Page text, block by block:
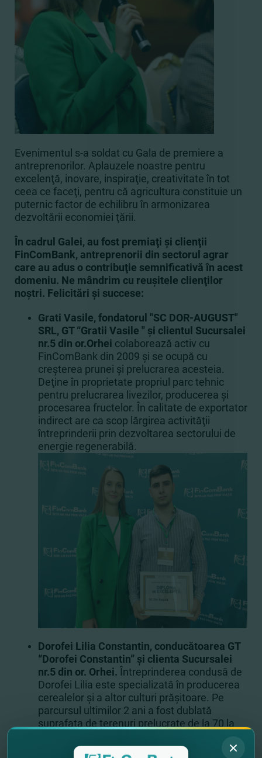
Evenimentul s-a soldat cu Gala de premiere a
antreprenorilor. Aplauzele noastre pentru
excelenţă, inovare, inspiraţie, creativitate în tot
ceea ce faceţi, pentru că agricultura constituie un
puternic factor de echilibru în armonizarea
dezvoltării economiei ţării.
În cadrul Galei, au fost premiaţi şi clienţii
FinComBank, antreprenorii din sectorul agrar
care au adus o contribuţie semnificativă în acest
domeniu. Ne mândrim cu reuşitele clienţilor
noştri. Felicitări şi succese:
Grati Vasile, fondatorul "SC DOR-AUGUST"
SRL, GT “Gratii Vasile " şi clientul Sucursalei
nr.5 din or.Orhei colaborează activ cu
FinComBank din 2009 şi se ocupă cu
creşterea prunei şi prelucrarea acesteia.
Deţine în proprietate propriul parc tehnic
pentru prelucrarea livezilor, producerea şi
procesarea fructelor. În calitate de exportator
indirect are ca scop lărgirea activităţii
întreprinderii prin dezvoltarea sectorului de
energie regenerabilă.
Dorofei Lilia Constantin, conducătoarea GT
“Dorofei Constantin” şi clienta Sucursalei
nr.5 din or. Orhei. Întreprinderea condusă de
Dorofei Lilia este specializată în producerea
cerealelor şi a altor culturi prăşitoare. Pe
parcursul ultimilor 2 ani a fost dublată
suprafaţa de terenuri prelucrate de la 70 la
de tehnică agricolă - seceratoare de cereale